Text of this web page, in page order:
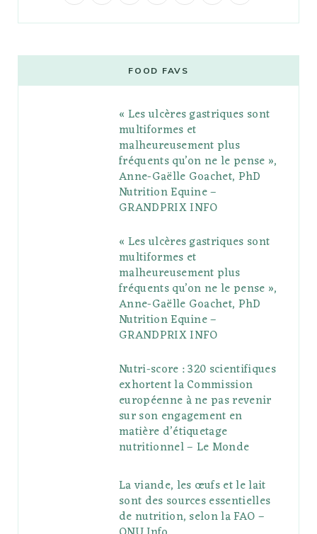
b
t
l
e
P
l
s
a
g
r
a
e
r
e
s
o
l
r
FOOD FAVS
« Les ulcères gastriques sont
multiformes et
malheureusement plus
fréquents qu’on ne le pense »,
Anne-Gaëlle Goachet, PhD
Nutrition Equine –
GRANDPRIX INFO
« Les ulcères gastriques sont
multiformes et
malheureusement plus
fréquents qu’on ne le pense »,
Anne-Gaëlle Goachet, PhD
Nutrition Equine –
GRANDPRIX INFO
Nutri-score : 320 scientifiques
exhortent la Commission
européenne à ne pas revenir
sur son engagement en
matière d’étiquetage
nutritionnel – Le Monde
La viande, les œufs et le lait
sont des sources essentielles
de nutrition, selon la FAO –